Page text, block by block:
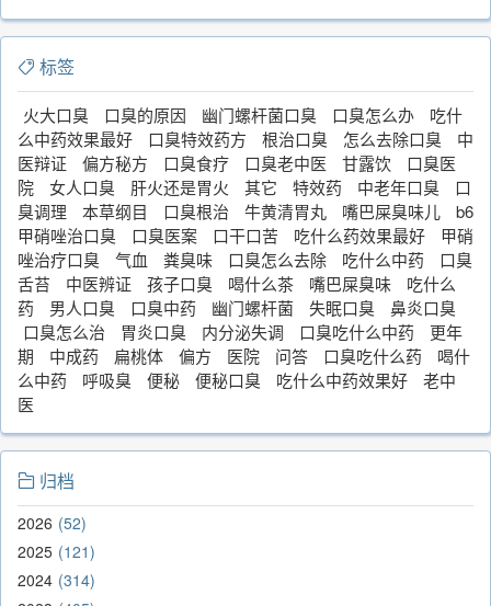
标签
火大口臭 口臭的原因 幽门螺杆菌口臭 口臭怎么办
吃什
么中药效果最好
口臭特效药方 根治口臭 怎么去除口臭
中
医辩证
偏方秘方 口臭食疗 口臭老中医 甘露饮
口臭医
院
女人口臭 肝火还是胃火 其它 特效药 中老年口臭
口
臭调理
本草纲目 口臭根治 牛黄清胃丸 嘴巴屎臭味儿
b6
甲硝唑治口臭
口臭医案 口干口苦 吃什么药效果最好
甲硝
唑治疗口臭
气血 粪臭味 口臭怎么去除 吃什么中药
口臭
舌苔
中医辨证 孩子口臭 喝什么茶 嘴巴屎臭味
吃什么
药
男人口臭 口臭中药 幽门螺杆菌 失眠口臭
鼻炎口臭
口臭怎么治
胃炎口臭 内分泌失调 口臭吃什么中药
更年
期
中成药 扁桃体 偏方 医院 问答 口臭吃什么药
喝什
么中药
呼吸臭 便秘 便秘口臭 吃什么中药效果好
老中
医
归档
2026 52
2025 121
2024 314